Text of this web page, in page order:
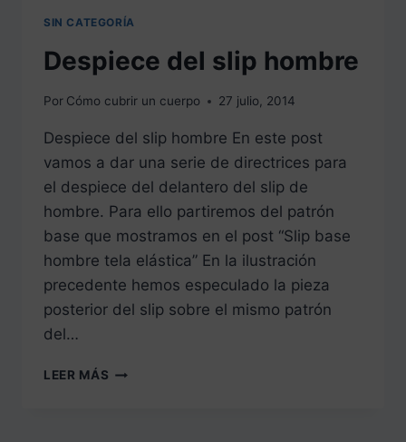
SIN CATEGORÍA
Despiece del slip hombre
Por Cómo cubrir un cuerpo 27 julio, 2014
Despiece del slip hombre En este post
vamos a dar una serie de directrices para
el despiece del delantero del slip de
hombre. Para ello partiremos del patrón
base que mostramos en el post “Slip base
hombre tela elástica” En la ilustración
precedente hemos especulado la pieza
posterior del slip sobre el mismo patrón
del…
LEER MÁS DESPIECE